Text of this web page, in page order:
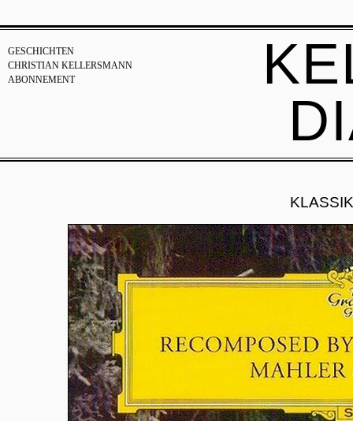
GESCHICHTEN
CHRISTIAN KELLERSMANN
ABONNEMENT